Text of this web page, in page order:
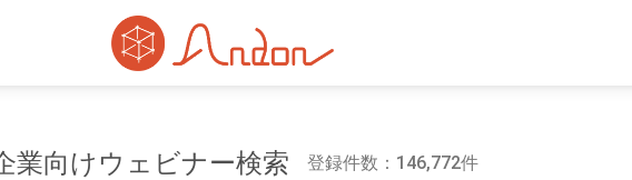
業向けウェビナー検索 登録件数：146,772件